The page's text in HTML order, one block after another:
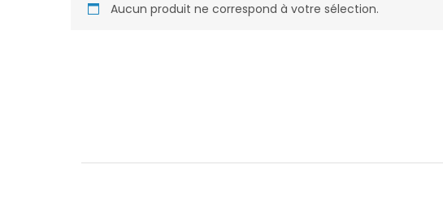
Aucun produit ne correspond à votre sélection.